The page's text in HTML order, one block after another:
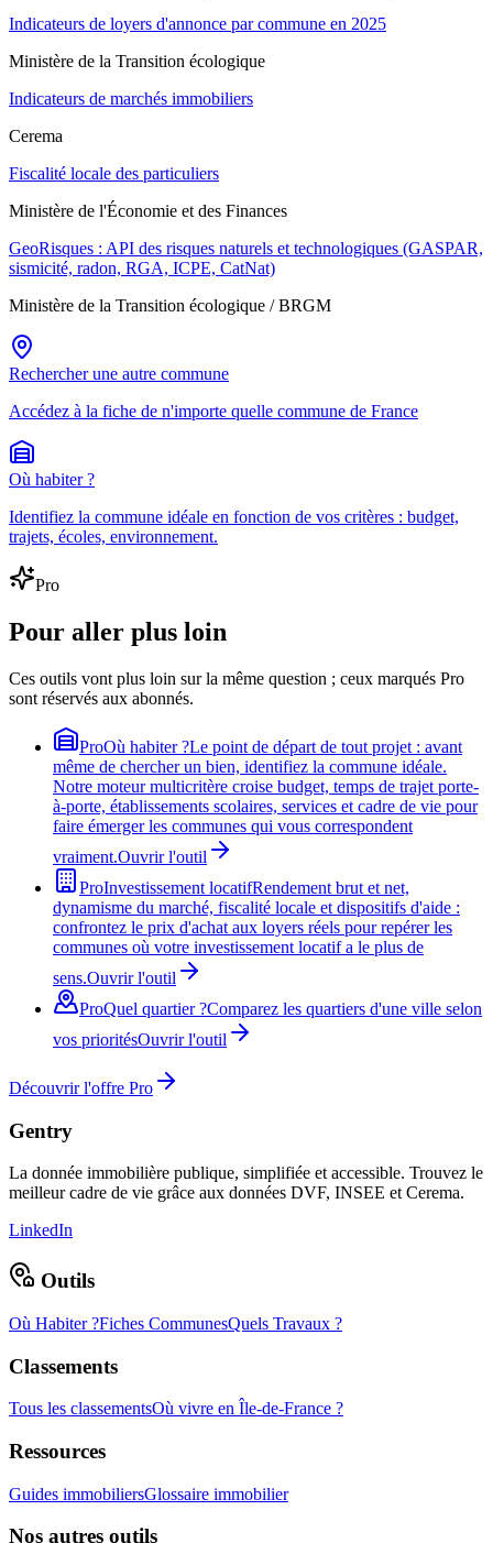
Indicateurs de loyers d'annonce par commune en 2025
Ministère de la Transition écologique
Indicateurs de marchés immobiliers
Cerema
Fiscalité locale des particuliers
Ministère de l'Économie et des Finances
GeoRisques : API des risques naturels et technologiques (GASPAR,
sismicité, radon, RGA, ICPE, CatNat)
Ministère de la Transition écologique / BRGM
Rechercher une autre commune
Accédez à la fiche de n'importe quelle commune de France
Où habiter ?
Identifiez la commune idéale en fonction de vos critères : budget,
trajets, écoles, environnement.
Pro
Pour aller plus loin
Ces outils vont plus loin sur la même question ; ceux marqués Pro
sont réservés aux abonnés.
ProOù habiter ?Le point de départ de tout projet : avant
même de chercher un bien, identifiez la commune idéale.
Notre moteur multicritère croise budget, temps de trajet porte-
à-porte, établissements scolaires, services et cadre de vie pour
faire émerger les communes qui vous correspondent
vraiment.Ouvrir l'outil
ProInvestissement locatifRendement brut et net,
dynamisme du marché, fiscalité locale et dispositifs d'aide :
confrontez le prix d'achat aux loyers réels pour repérer les
communes où votre investissement locatif a le plus de
sens.Ouvrir l'outil
ProQuel quartier ?Comparez les quartiers d'une ville selon
vos prioritésOuvrir l'outil
Découvrir l'offre Pro
Gentry
La donnée immobilière publique, simplifiée et accessible. Trouvez le
meilleur cadre de vie grâce aux données DVF, INSEE et Cerema.
LinkedIn
Outils
Où Habiter ?Fiches CommunesQuels Travaux ?
Classements
Tous les classementsOù vivre en Île-de-France ?
Ressources
Guides immobiliersGlossaire immobilier
Nos autres outils